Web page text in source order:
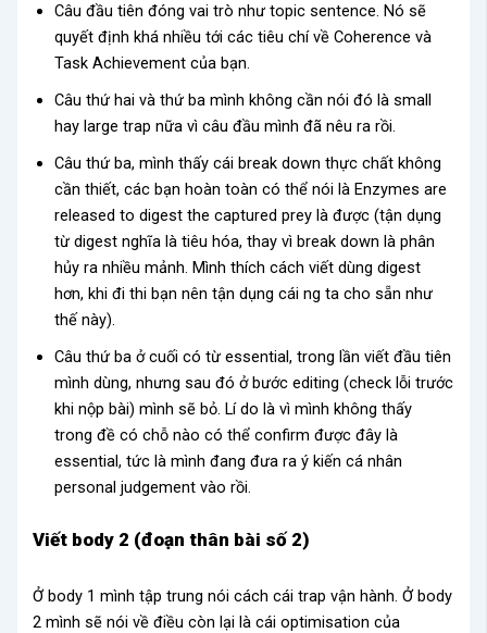
Câu đầu tiên đóng vai trò như topic sentence. Nó sẽ
quyết định khá nhiều tới các tiêu chí về Coherence và
Task Achievement của bạn.
Câu thứ hai và thứ ba mình không cần nói đó là small
hay large trap nữa vì câu đầu mình đã nêu ra rồi.
Câu thứ ba, mình thấy cái break down thực chất không
cần thiết, các bạn hoàn toàn có thể nói là Enzymes are
released to digest the captured prey là được (tận dụng
từ digest nghĩa là tiêu hóa, thay vì break down là phân
hủy ra nhiều mảnh. Mình thích cách viết dùng digest
hơn, khi đi thi bạn nên tận dụng cái ng ta cho sẵn như
thế này).
Câu thứ ba ở cuối có từ essential, trong lần viết đầu tiên
mình dùng, nhưng sau đó ở bước editing (check lỗi trước
khi nộp bài) mình sẽ bỏ. Lí do là vì mình không thấy
trong đề có chỗ nào có thể confirm được đây là
essential, tức là mình đang đưa ra ý kiến cá nhân
personal judgement vào rồi.
Viết body 2 (đoạn thân bài số 2)
Ở body 1 mình tập trung nói cách cái trap vận hành. Ở body
2 mình sẽ nói về điều còn lại là cái optimisation của